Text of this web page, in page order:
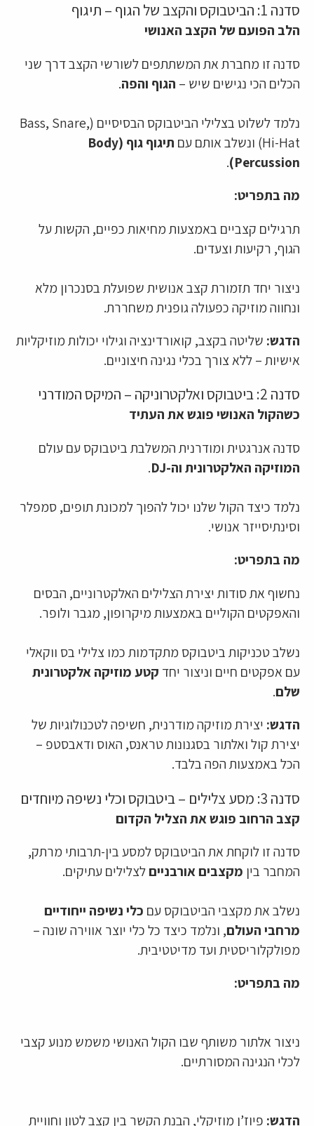
סדנה 1: הביטבוקס והקצב של הגוף – תיגוף
הלב הפועם של הקצב האנושי
סדנה זו מחברת את המשתתפים לשורשי הקצב דרך שני
הכלים הכי נגישים שיש – הגוף והפה.
נלמד לשלוט בצלילי הביטבוקס הבסיסיים (Bass, Snare,
Hi-Hat) ונשלב אותם עם
תיגוף גוף (Body
Percussion)
.
מה בתפריט:
תרגילים קצביים באמצעות מחיאות כפיים, הקשות על
הגוף, רקיעות וצעדים.
ניצור יחד תזמורת קצב אנושית שפועלת בסנכרון מלא
ונחווה מוזיקה כפעולה גופנית משחררת.
הדגש: שליטה בקצב, קואורדינציה וגילוי יכולות מוזיקליות
אישיות – ללא צורך בכלי נגינה חיצוניים.
סדנה 2: ביטבוקס ואלקטרוניקה – המיקס המודרני
כשהקול האנושי פוגש את העתיד
סדנה אנרגטית ומודרנית המשלבת ביטבוקס עם עולם
המוזיקה האלקטרונית וה-DJ
.
נלמד כיצד הקול שלנו יכול להפוך למכונת תופים, סמפלר
וסינתיסייזר אנושי.
מה בתפריט:
נחשוף את סודות יצירת הצלילים האלקטרוניים, הבסים
והאפקטים הקוליים באמצעות מיקרופון, מגבר ולופר.
נשלב טכניקות ביטבוקס מתקדמות כמו צלילי בס ווקאלי
עם אפקטים חיים וניצור יחד קטע מוזיקה אלקטרונית
שלם.
הדגש: יצירת מוזיקה מודרנית, חשיפה לטכנולוגיות של
יצירת קול ואלתור בסגנונות טראנס, האוס ודאבסטפ –
הכל באמצעות הפה בלבד.
סדנה 3: מסע צלילים – ביטבוקס וכלי נשיפה מיוחדים
קצב הרחוב פוגש את הצליל הקדום
סדנה זו לוקחת את הביטבוקס למסע בין-תרבותי מרתק,
המחבר בין מקצבים אורבנייםלצלילים עתיקים.
נשלב את מקצבי הביטבוקס עם כלי נשיפה ייחודיים
מרחבי העולם, ונלמד כיצד כל כלי יוצר אווירה שונה –
מפולקלוריסטית ועד מדיטטיבית.
מה בתפריט:
ניצור אלתור משותף שבו הקול האנושי משמש מנוע קצבי
לכלי הנגינה המסורתיים.
הדגש: פיוז’ן מוזיקלי, הבנת הקשר בין קצב לטון וחוויית